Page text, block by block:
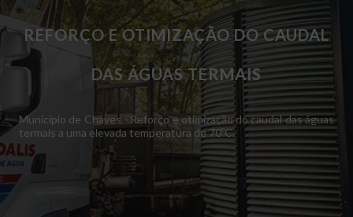
REFORÇO E OTIMIZAÇÃO DO CAUDAL
DAS ÁGUAS TERMAIS
Município de Chaves - Reforço e otimização do caudal das águas
termais a uma elevada temperatura de 70ºC.